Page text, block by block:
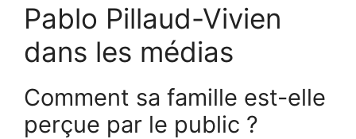
Pablo Pillaud-Vivien
dans les médias
Comment sa famille est-elle
perçue par le public ?